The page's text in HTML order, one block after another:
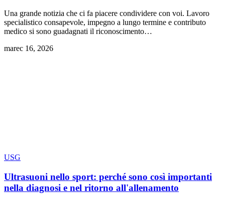
Una grande notizia che ci fa piacere condividere con voi. Lavoro
specialistico consapevole, impegno a lungo termine e contributo
medico si sono guadagnati il riconoscimento…
marec 16, 2026
USG
Ultrasuoni nello sport: perché sono così importanti
nella diagnosi e nel ritorno all'allenamento